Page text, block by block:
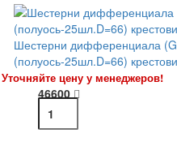
Шестерни дифференциала
(полуось-25шл.D=66)
Уточняйте цену у менеджеров!
46600